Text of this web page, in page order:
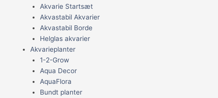
Akvarie Startsæt
Akvastabil Akvarier
Akvastabil Borde
Helglas akvarier
Akvarieplanter
1-2-Grow
Aqua Decor
AquaFlora
Bundt planter